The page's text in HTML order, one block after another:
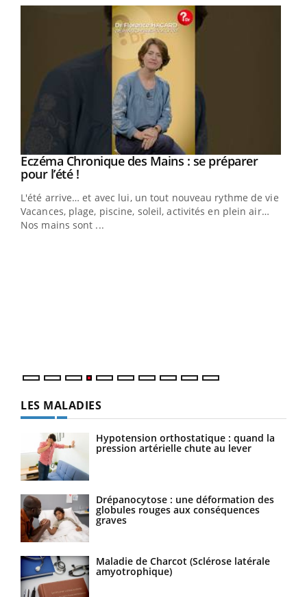
Youtube
Eczéma Chronique des Mains : se préparer
pour l’été !Youtube
L'été arrive… et avec lui, un tout nouveau rythme de vie !
Vacances, plage, piscine, soleil, activités en plein air…
Nos mains sont ...
LES MALADIES
Hypotension orthostatique : quand la
pression artérielle chute au lever
Drépanocytose : une déformation des
globules rouges aux conséquences
graves
Maladie de Charcot (Sclérose latérale
amyotrophique)